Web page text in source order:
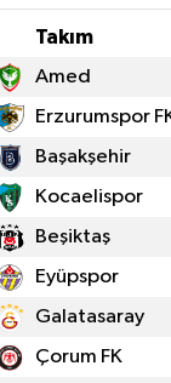
Takım
Amed
Erzurumspor
Başakşehir
Kocaelispor
Beşiktaş
Eyüpspor
Galatasaray
Çorum FK